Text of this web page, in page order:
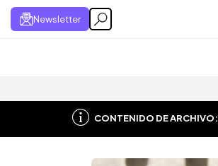
Newsletter
CONTENIDO DE ARCHIVO: